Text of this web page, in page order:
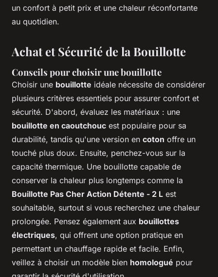
un confort à petit prix et une chaleur réconfortante
au quotidien.
Achat et Sécurité de la Bouillotte
Conseils pour choisir une bouillotte
Choisir une bouillotte idéale nécessite de considérer
plusieurs critères essentiels pour assurer confort et
sécurité. D'abord, évaluez les matériaux : une
bouillotte en caoutchouc est populaire pour sa
durabilité, tandis qu'une version en coton offre un
touché plus doux. Ensuite, penchez-vous sur la
capacité thermique. Une bouillotte capable de
conserver la chaleur plus longtemps comme la
Bouillotte Pas Cher Action Détente - 2 L est
souhaitable, surtout si vous recherchez une chaleur
prolongée. Pensez également aux bouillottes
électriques, qui offrent une option pratique en
permettant un chauffage rapide et facile. Enfin,
veillez à choisir un modèle bien homologué pour